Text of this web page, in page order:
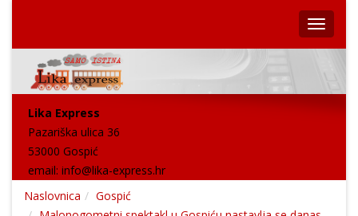
Lika Express
Pazariška ulica 36
53000 Gospić
email: info@lika-express.hr
Naslovnica
Gospić